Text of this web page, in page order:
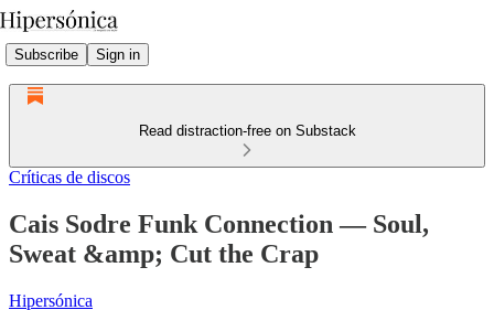
Subscribe Sign in
Read distraction-free on Substack
Críticas de discos
Cais Sodre Funk Connection — Soul,
Sweat &amp; Cut the Crap
Hipersónica